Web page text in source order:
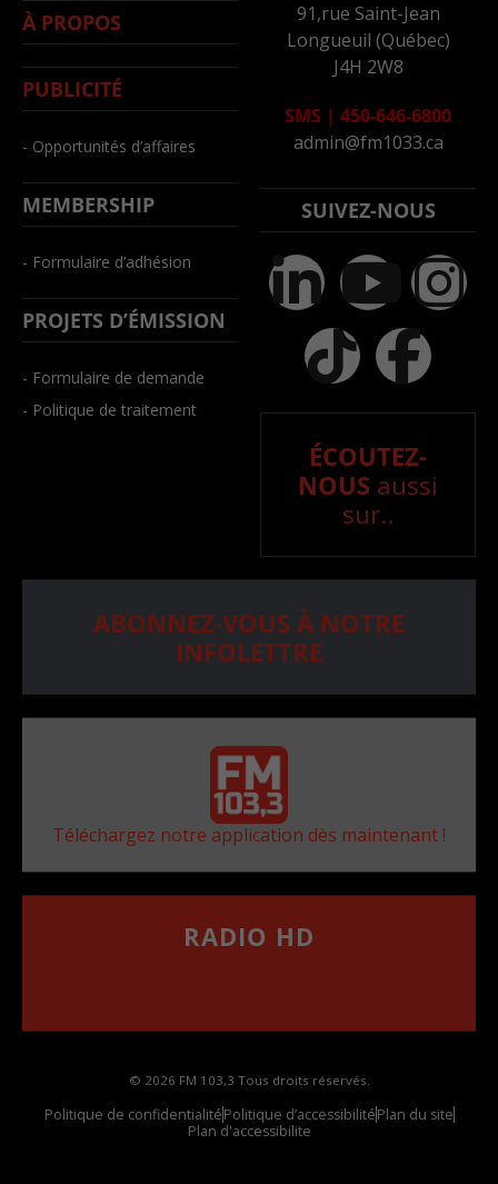
À PROPOS
PUBLICITÉ
- Opportunités d’affaires
MEMBERSHIP
- Formulaire d’adhésion
PROJETS D’ÉMISSION
- Formulaire de demande
- Politique de traitement
91,rue Saint-Jean
Longueuil (Québec)
J4H 2W8
SMS | 450-646-6800
admin@fm1033.ca
SUIVEZ-NOUS
ÉCOUTEZ-
NOUS aussi
sur..
ABONNEZ-VOUS À NOTRE
INFOLETTRE
Téléchargez notre application dès maintenant !
RADIO HD
© 2026 FM 103,3 Tous droits réservés.
Politique de confidentialitéPolitique d’accessibilitéPlan du site
Plan d'accessibilite